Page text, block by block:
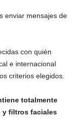
enviar mensajes de
con quién
e internacional
criterios elegidos.
totalmente
y filtros faciales